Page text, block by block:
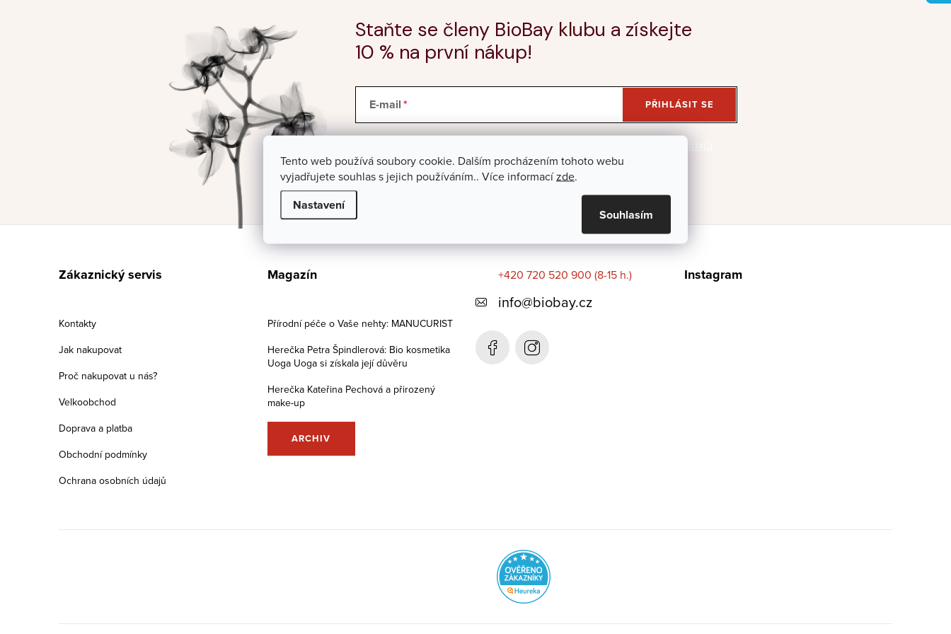
Tento web používá soubory cookie. Dalším procházením tohoto webu
vyjadřujete souhlas s jejich používáním.. Více informacízde.
Nastavení
Souhlasím
Staňte se členy BioBay klubu a získejte
10 % na první nákup!
E-mail PŘIHLÁSIT SE
Zákaznický servis
Kontakty
Jak nakupovat
Proč nakupovat u nás?
Velkoobchod
Doprava a platba
Obchodní podmínky
Ochrana osobních údajů
Magazín
Přírodní péče o Vaše nehty: MANUCURIST
Herečka Petra Špindlerová: Bio kosmetika
Uoga Uoga si získala její důvěru
Herečka Kateřina Pechová a přirozený
make-up
ARCHIV
+420 720 520 900 (8-15 h.)
info@biobay.cz
Instagram